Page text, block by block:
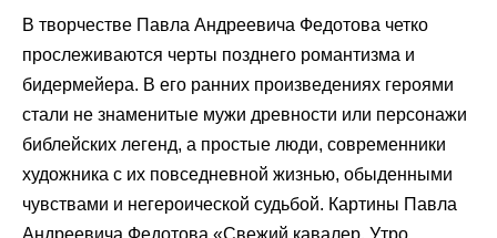
В творчестве Павла Андреевича Федотова четко
прослеживаются черты позднего романтизма и
бидермейера. В его ранних произведениях героями
стали не знаменитые мужи древности или персонажи
библейских легенд, а простые люди, современники
художника с их повседневной жизнью, обыденными
чувствами и негероической судьбой. Картины Павла